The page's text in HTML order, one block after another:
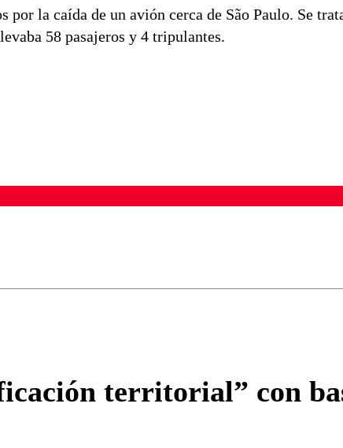
la caída de un avión cerca de São Paulo. Se
58 pasajeros y 4 tripulantes.
territorial” con